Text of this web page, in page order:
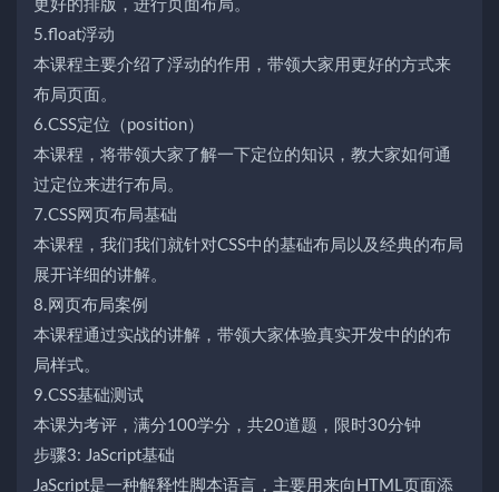
更好的排版，进行页面布局。
5.float浮动
本课程主要介绍了浮动的作用，带领大家用更好的方式来
布局页面。
6.CSS定位（position）
本课程，将带领大家了解一下定位的知识，教大家如何通
过定位来进行布局。
7.CSS网页布局基础
本课程，我们我们就针对CSS中的基础布局以及经典的布局
展开详细的讲解。
8.网页布局案例
本课程通过实战的讲解，带领大家体验真实开发中的的布
局样式。
9.CSS基础测试
本课为考评，满分100学分，共20道题，限时30分钟
步骤3: JaScript基础
JaScript是一种解释性脚本语言，主要用来向HTML页面添